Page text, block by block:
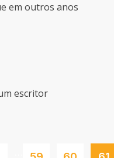
em outros anos
escritor